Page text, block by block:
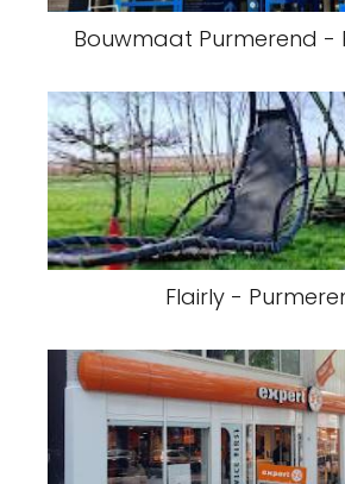
Bouwmaat Purmerend -
Flairly -